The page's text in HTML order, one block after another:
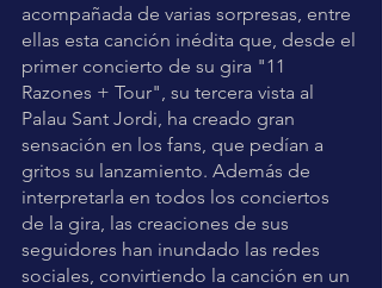
acompañada de varias sorpresas, entre
ellas esta canción inédita que, desde el
primer concierto de su gira "11
Razones + Tour", su tercera vista al
Palau Sant Jordi, ha creado gran
sensación en los fans, que pedían a
gritos su lanzamiento. Además de
interpretarla en todos los conciertos
de la gira, las creaciones de sus
seguidores han inundado las redes
sociales, convirtiendo la canción en un